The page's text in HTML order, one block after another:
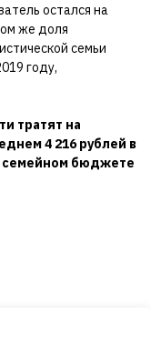
остался на
же доля
семьи
году,
тратят на
4 216 рублей в
семейном бюджете